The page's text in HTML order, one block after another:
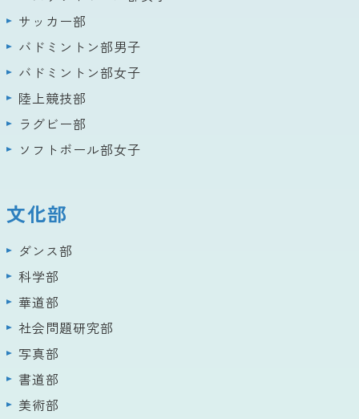
サッカー部
バドミントン部男子
バドミントン部女子
陸上競技部
ラグビー部
ソフトボール部女子
文化部
ダンス部
科学部
華道部
社会問題研究部
写真部
書道部
美術部